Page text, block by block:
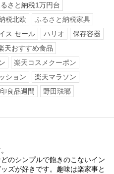
さと納税1万円台
税北欧
ふるさと納税家具
ス セール ハリオ
保存容器
天おすすめ食品
楽天コスメクーポン
ション
楽天マラソン
良品週間 野田琺瑯
のシンプルで飽きのこないイン
ズが好きです。趣味は楽家事と